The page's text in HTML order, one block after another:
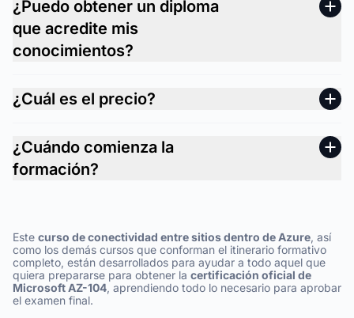
¿Puedo obtener un diploma
que acredite mis
conocimientos?
¿Cuál es el precio?
¿Cuándo comienza la
formación?
Este curso de conectividad entre sitios dentro de Azure, así
como los demás cursos que conforman el itinerario formativo
completo, están desarrollados para ayudar a todo aquel que
quiera prepararse para obtener la certificación oficial de
Microsoft AZ-104, aprendiendo todo lo necesario para aprobar
el examen final.